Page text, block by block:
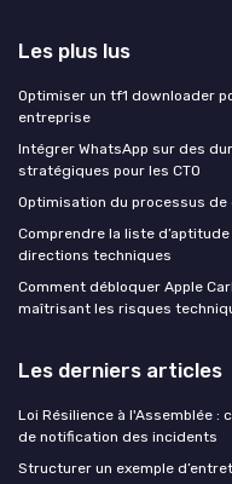
Les plus lus
Optimiser un tf1 downloader
entreprise
Intégrer WhatsApp sur des
stratégiques pour les CTO
Optimisation du processus
Comprendre la liste
directions techniques
Comment débloquer Apple
maîtrisant les risques
Les derniers articles
Loi Résilience à l'Assemblée :
de notification des incidents
Structurer un exemple